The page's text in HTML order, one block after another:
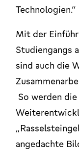
Technologien.“
Mit der
Studiengangs
sind auch die
So werden
angedachte